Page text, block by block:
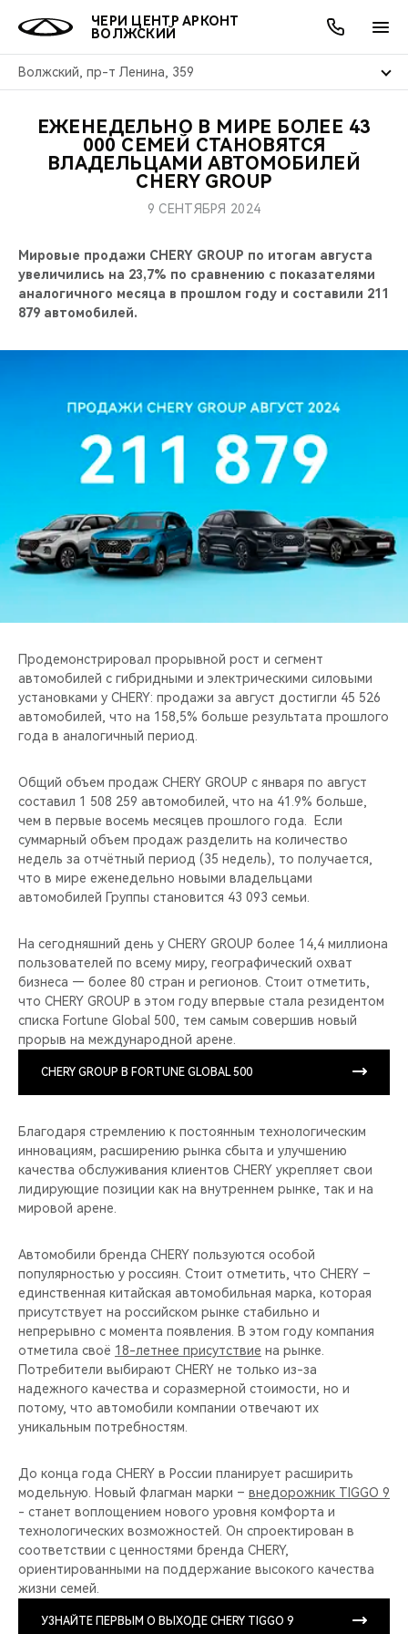
ЧЕРИ ЦЕНТР АРКОНТ
ВОЛЖСКИЙ
Волжский, пр-т Ленина, 359
МОДЕЛИ
СЕДАНЫ
НОВИНКИ
ПОКУПАТЕЛЯМ
ВЛАДЕЛЬЦАМ
ПОДДЕРЖКА
CHERY CONNECT
МИР CHERY
CHERY В СОЦСЕТЯХ
ЛЮДИ CHERY
CHERY REMOTE
CHERY И СПОРТ
ВИДЕООБЗОРЫ
АКЦИИ
ОНЛАЙН СЕРВИСЫ
О КОМПАНИИ
ЕЖЕНЕДЕЛЬНО В МИРЕ БОЛЕЕ 43
000 СЕМЕЙ СТАНОВЯТСЯ
ВЛАДЕЛЬЦАМИ АВТОМОБИЛЕЙ
CHERY GROUP
9 СЕНТЯБРЯ 2024
Мировые продажи CHERY GROUP по итогам августа
увеличились на 23,7% по сравнению с показателями
аналогичного месяца в прошлом году и составили 211
879 автомобилей.
Продемонстрировал прорывной рост и сегмент
автомобилей с гибридными и электрическими силовыми
установками у CHERY: продажи за август достигли 45 526
автомобилей, что на 158,5% больше результата прошлого
года в аналогичный период.
Общий объем продаж CHERY GROUP с января по август
составил 1 508 259 автомобилей, что на 41.9% больше,
чем в первые восемь месяцев прошлого года. Если
суммарный объем продаж разделить на количество
недель за отчётный период (35 недель), то получается,
что в мире еженедельно новыми владельцами
автомобилей Группы становится 43 093 семьи.
На сегодняшний день у CHERY GROUP более 14,4 миллиона
пользователей по всему миру, географический охват
бизнеса — более 80 стран и регионов. Стоит отметить,
что CHERY GROUP в этом году впервые стала резидентом
списка Fortune Global 500, тем самым совершив новый
прорыв на международной арене.
CHERY GROUP В FORTUNE GLOBAL 500
Благодаря стремлению к постоянным технологическим
инновациям, расширению рынка сбыта и улучшению
качества обслуживания клиентов CHERY укрепляет свои
лидирующие позиции как на внутреннем рынке, так и на
мировой арене.
Автомобили бренда CHERY пользуются особой
популярностью у россиян. Стоит отметить, что CHERY –
единственная китайская автомобильная марка, которая
присутствует на российском рынке стабильно и
непрерывно с момента появления. В этом году компания
отметила своё 18-летнее присутствие на рынке.
Потребители выбирают CHERY не только из-за
надежного качества и соразмерной стоимости, но и
потому, что автомобили компании отвечают их
уникальным потребностям.
До конца года CHERY в России планирует расширить
модельную. Новый флагман марки – внедорожник TIGGO 9
- станет воплощением нового уровня комфорта и
технологических возможностей. Он спроектирован в
соответствии с ценностями бренда CHERY,
ориентированными на поддержание высокого качества
жизни семей.
УЗНАЙТЕ ПЕРВЫМ О ВЫХОДЕ CHERY TIGGO 9